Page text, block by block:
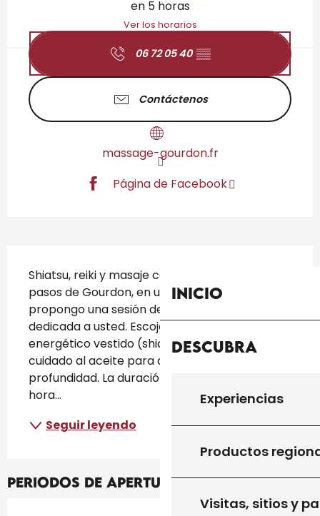
Inicio
Descubra
Experiencias
Productos
Visitas, sitios y
en 5 horas
Ver los horarios
06 72 05 40 ▒▒
Contáctenos
massage-gourdon.fr
Página de Facebook
Shiatsu, reiki y masaje californiano : a dos
pasos de Gourdon, en un marco arbolado, le
propongo una sesión de 1h 30 enteramente
dedicada a usted. Escoja entre un cuidado
energético vestido (shiatsu o reiki) y un
cuidado al aceite para aflojarse en
profundidad. La duración del cuidado es de 1
hora...
Seguir leyendo
Periodos de apertura